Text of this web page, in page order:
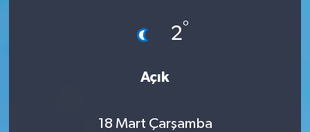
2°
Açık
18 Mart Çarşamba